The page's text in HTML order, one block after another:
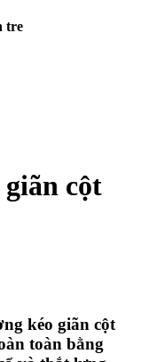
tre
cột
kéo giãn cột
toàn bằng